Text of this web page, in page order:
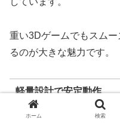
重い3Dゲームでもスム
るのが大きな魅力です。
軽量設計で安定動作
ホーム 検索